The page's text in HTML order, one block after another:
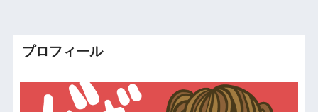
プロフィール